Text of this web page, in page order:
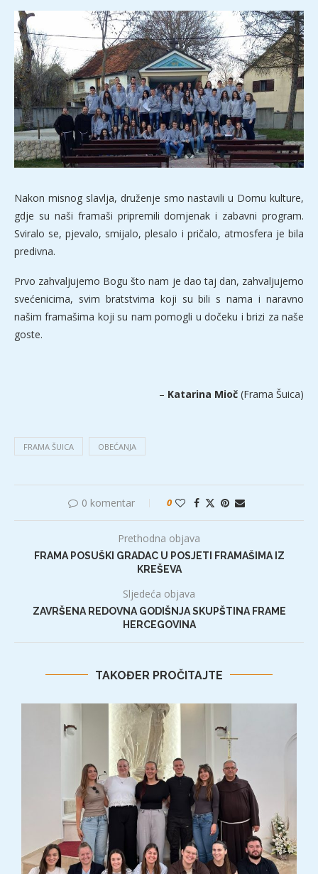
Nakon misnog slavlja, druženje smo nastavili u Domu kulture,
gdje su naši framaši pripremili domjenak i zabavni program.
Sviralo se, pjevalo, smijalo, plesalo i pričalo, atmosfera je bila
predivna.
Prvo zahvaljujemo Bogu što nam je dao taj dan, zahvaljujemo
svećenicima, svim bratstvima koji su bili s nama i naravno
našim framašima koji su nam pomogli u dočeku i brizi za naše
goste.
– Katarina Mioč (Frama Šuica)
FRAMA ŠUICA OBEĆANJA
0 komentar 0
Prethodna objava
FRAMA POSUŠKI GRADAC U POSJETI FRAMAŠIMA IZ
KREŠEVA
Sljedeća objava
ZAVRŠENA REDOVNA GODIŠNJA SKUPŠTINA FRAME
HERCEGOVINA
TAKOĐER PROČITAJTE